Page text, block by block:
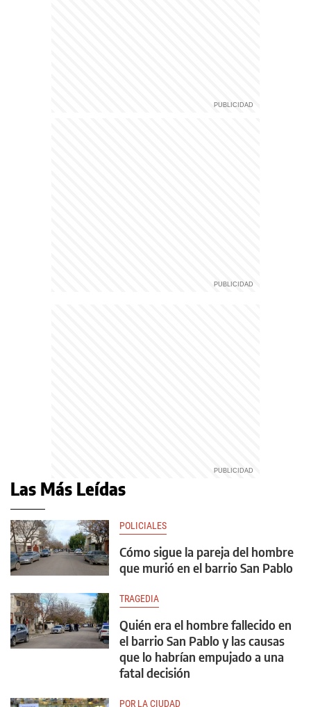
Las Más Leídas
POLICIALES
Cómo sigue la pareja del hombre
que murió en el barrio San Pablo
TRAGEDIA
Quién era el hombre fallecido en
el barrio San Pablo y las causas
que lo habrían empujado a una
fatal decisión
POR LA CIUDAD